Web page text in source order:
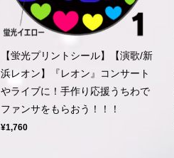
【蛍光プリントシール】【演歌/新
浜レオン】『レオン』コンサート
やライブに！手作り応援うちわで
ファンサをもらおう！！！
¥1,760